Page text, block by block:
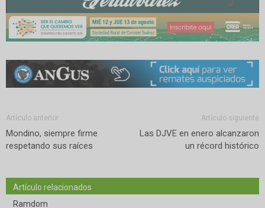
Artículo anterior
Mondino, siempre firme
respetando sus raíces
Artículo siguiente
Las DJVE en enero alcanzaron
un récord histórico
Artículo relacionados
Ramdom